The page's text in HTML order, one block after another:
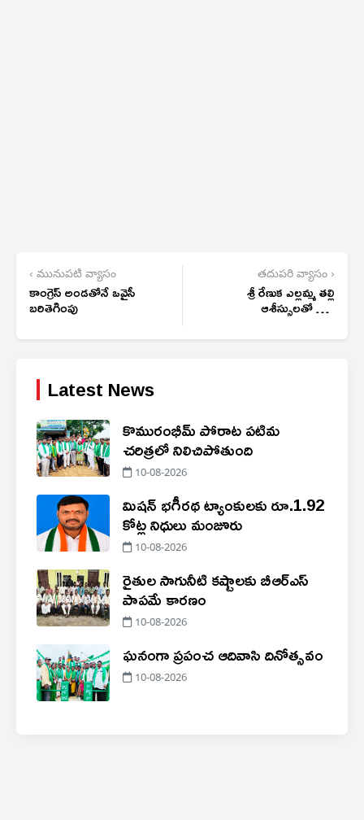
‹ మునుపటి వ్యాసం
కాంగ్రెస్ అండతోనే ఒవైసీ
బరితెగింపు
తదుపరి వ్యాసం ›
శ్రీ రేణుక ఎల్లమ్మ తల్లి
ఆశీస్సులతో రాష్ట్ర
ప్రజలందరూ
సుఖశాంతులతో జీవించాలి
Latest News
కొమురంభీమ్ పోరాట పటిమ
చరిత్రలో నిలిచిపోతుంది
10-08-2026
మిషన్ భగీరథ ట్యాంకులకు రూ.1.92
కోట్ల నిధులు మంజూరు
10-08-2026
రైతుల సాగునీటి కష్టాలకు బీఆర్‌ఎస్
పాపమే కారణం
10-08-2026
ఘనంగా ప్రపంచ ఆదివాసి దినోత్సవం
10-08-2026